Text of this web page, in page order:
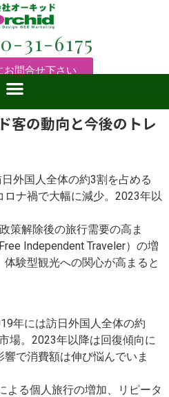
31-6175
お問合せ下さい
客の動向と今後のトレ
外国人全体の約3割を占める
ナ禍で大幅に減少。2023年以
策解除後の旅行需要の高ま
Independent Traveler）の増
験型観光への関心が高まると
年には訪日外国人全体の約
場。2023年以降は回復傾向に
で消費額は伸び悩んでいま
よる個人旅行の増加、リピータ